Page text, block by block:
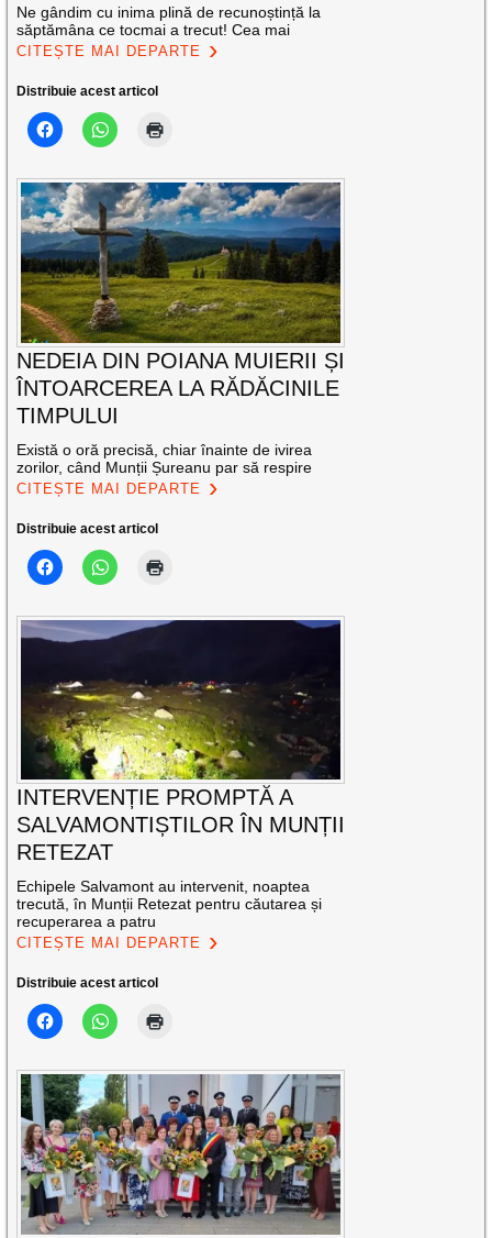
Ne gândim cu inima plină de recunoștință la
săptămâna ce tocmai a trecut! Cea mai
CITEȘTE MAI DEPARTE
Distribuie acest articol
NEDEIA DIN POIANA MUIERII ȘI
ÎNTOARCEREA LA RĂDĂCINILE
TIMPULUI
Există o oră precisă, chiar înainte de ivirea
zorilor, când Munții Șureanu par să respire
CITEȘTE MAI DEPARTE
Distribuie acest articol
INTERVENȚIE PROMPTĂ A
SALVAMONTIȘTILOR ÎN MUNȚII
RETEZAT
Echipele Salvamont au intervenit, noaptea
trecută, în Munții Retezat pentru căutarea și
recuperarea a patru
CITEȘTE MAI DEPARTE
Distribuie acest articol